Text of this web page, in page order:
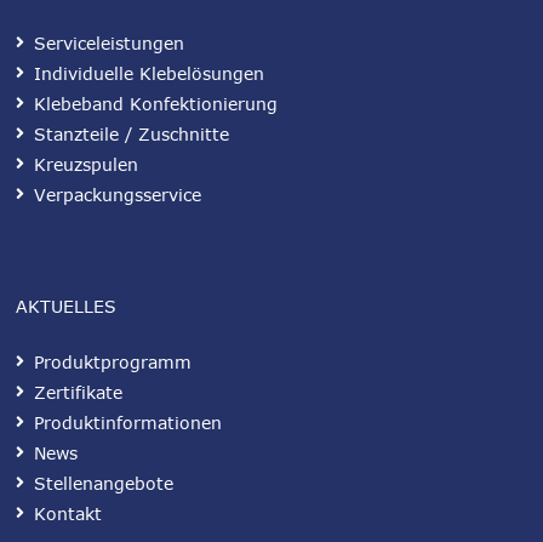
Serviceleistungen
Individuelle Klebelösungen
Klebeband Konfektionierung
Stanzteile / Zuschnitte
Kreuzspulen
Verpackungsservice
AKTUELLES
Produktprogramm
Zertifikate
Produktinformationen
News
Stellenangebote
Kontakt